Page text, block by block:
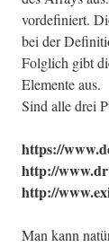
vordefiniert.
bei der
Folglich gibt
Elemente aus.
Sind alle drei
https://
http://
http://
Man kann